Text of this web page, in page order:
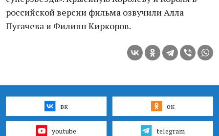
российской версии фильма озвучили Алла
Пугачева и Филипп Киркоров.
вк ок
youtube telegram